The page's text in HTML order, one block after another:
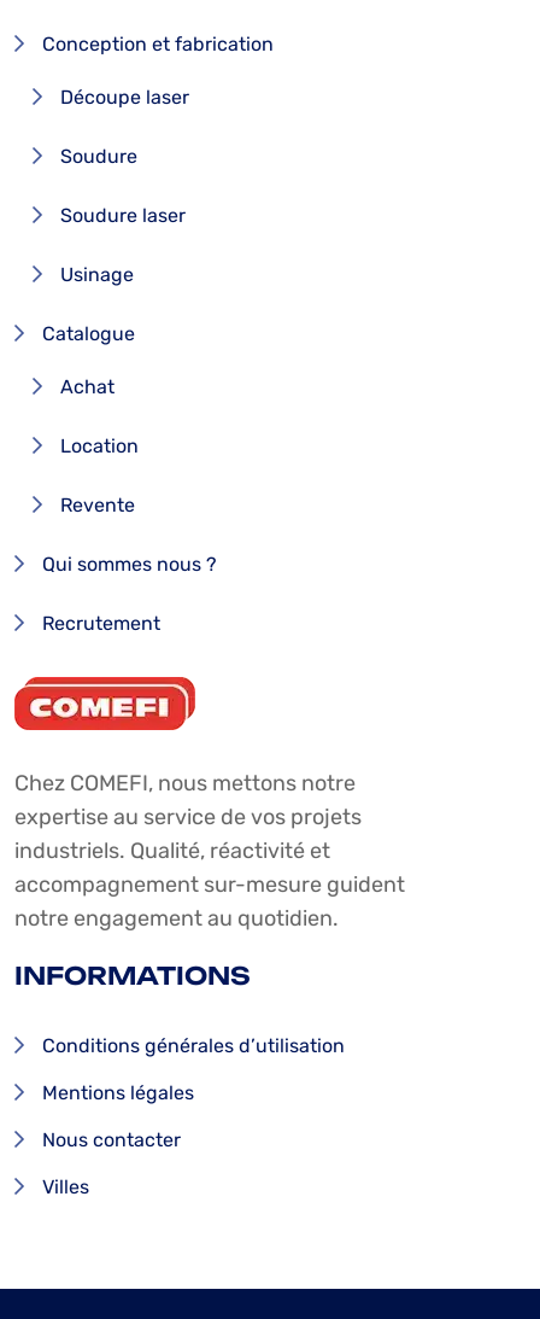
Conception et fabrication
Découpe laser
Soudure
Soudure laser
Usinage
Catalogue
Achat
Location
Revente
Qui sommes nous ?
Recrutement
Chez COMEFI, nous mettons notre
expertise au service de vos projets
industriels. Qualité, réactivité et
accompagnement sur-mesure guident
notre engagement au quotidien.
INFORMATIONS
Conditions générales d’utilisation
Mentions légales
Nous contacter
Villes